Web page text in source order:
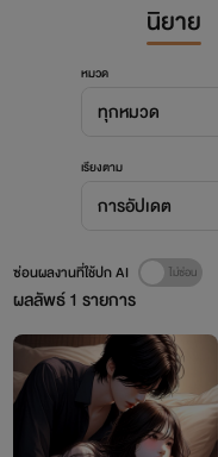
นิยาย
หมวด
ทุกหมวด
เรียงตาม
การอัปเดต
ผลลัพธ์1 รายการ
ซ่อนผลงานที่ใช้ปก AI